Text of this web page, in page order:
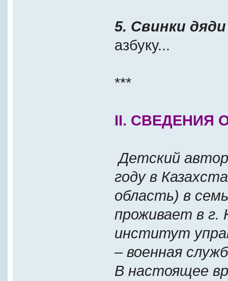
5. Свинки
азбуку...
***
II. CВЕДЕНИЯ
Детский автор
году в
область) в
проживает в г.
институт
– военная
В настоящее